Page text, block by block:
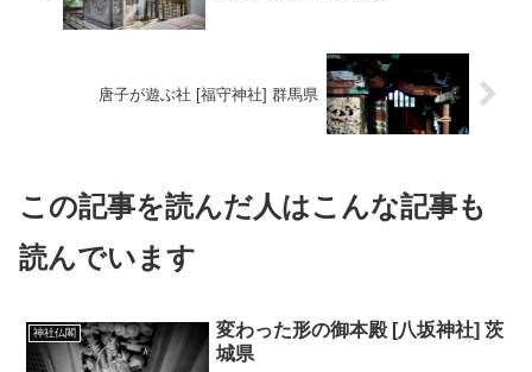
唐子が遊ぶ社 [福守神社] 群馬県
この記事を読んだ人はこんな記事も
読んでいます
神社仏閣
変わった形の御本殿 [八坂神社] 茨
城県